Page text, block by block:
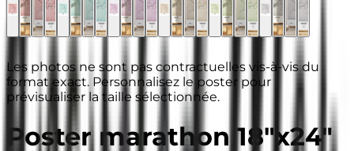
Les photos ne sont pas contractuelles vis-à-vis du
format exact. Personnalisez le poster pour
prévisualiser la taille sélectionnée.
Poster marathon 18"x24"